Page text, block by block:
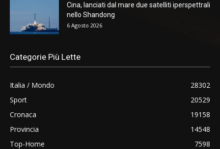
Cina, lanciati dal mare due satelliti iperspettrali
nello Shandong
6 Agosto 2026
Categorie Più Lette
Italia / Mondo
28302
Sport
20529
Cronaca
19158
Provincia
14548
Top-Home
7598